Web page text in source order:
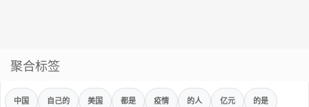
聚合标签
中国 自己的 美国 都是 疫情 的人 亿元 的是